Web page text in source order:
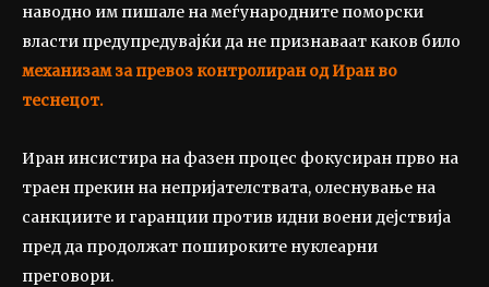
наводно им пишале на меѓународните поморски
власти предупредувајќи да не признаваат каков било
механизам за превоз контролиран од Иран во
теснецот.
Иран инсистира на фазен процес фокусиран прво на
траен прекин на непријателствата, олеснување на
санкциите и гаранции против идни воени дејствија
пред да продолжат пошироките нуклеарни
преговори.